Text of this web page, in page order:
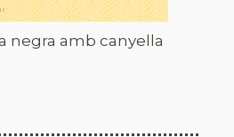
negra amb canyella